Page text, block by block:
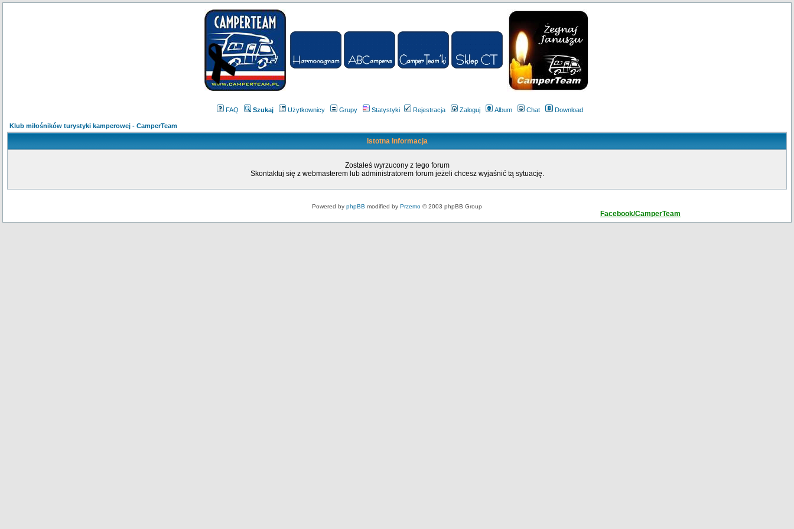
FAQ Szukaj Użytkownicy Grupy Statystyki Rejestracja Zaloguj Album Chat Download
Klub miłośników turystyki kamperowej - CamperTeam
Istotna Informacja
Zostałeś wyrzucony z tego forum
Skontaktuj się z webmasterem lub administratorem forum jeżeli chcesz wyjaśnić tą sytuację.
Powered by phpBB modified by Przemo © 2003 phpBB Group
Facebook/CamperTeam